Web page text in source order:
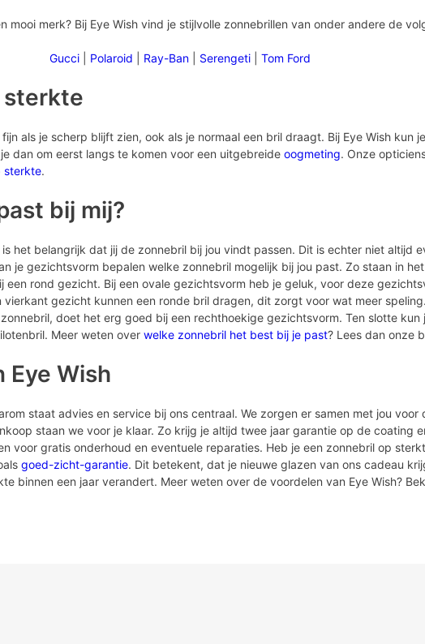
mooi merk? Bij Eye Wish vind je stijlvolle zonnebrillen van onder andere de
Gucci
Polaroid Ray-Ban Serengeti Tom Ford
sterkte
als je scherp blijft zien, ook als je normaal een bril draagt. Bij Eye Wish kun
dan om eerst langs te komen voor een uitgebreide oogmeting. Onze
sterkte.
bij mij?
het belangrijk dat jij de zonnebril bij jou vindt passen. Dit is echter niet altijd
je gezichtsvorm bepalen welke zonnebril mogelijk bij jou past. Zo staan in
een rond gezicht. Bij een ovale gezichtsvorm heb je geluk, voor deze
vierkant gezicht kunnen een ronde bril dragen, dit zorgt voor wat meer
doet het erg goed bij een rechthoekige gezichtsvorm. Ten slotte kun
Meer weten over welke zonnebril het best bij je past? Lees dan onze
Eye Wish
staat advies en service bij ons centraal. We zorgen er samen met jou
staan we voor je klaar. Zo krijg je altijd twee jaar garantie op de coating
voor gratis onderhoud en eventuele reparaties. Heb je een zonnebril op
goed-zicht-garantie. Dit betekent, dat je nieuwe glazen van ons cadeau
binnen een jaar verandert. Meer weten over de voordelen van Eye Wish?